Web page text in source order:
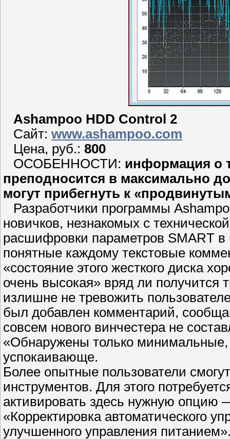
Ashampoo HDD Control 2
Сайт: www.ashampoo.com
Цена, руб.: 800
ОСОБЕННОСТИ: информация о
преподносится в максимально
могут прибегнуть к
Разработчики программы
новичков, незнакомых с
расшифровки параметров SMART
понятные каждому текстовые
«состояние этого жесткого диска
очень высокая» вряд ли получится
излишне не тревожить
был добавлен комментарий,
совсем нового винчестера не
«Обнаружены только
успокаивающе.
Более опытные пользователи
инструментов. Для этого
активировать здесь нужную опцию
«Корректировка автоматического
улучшенного управления